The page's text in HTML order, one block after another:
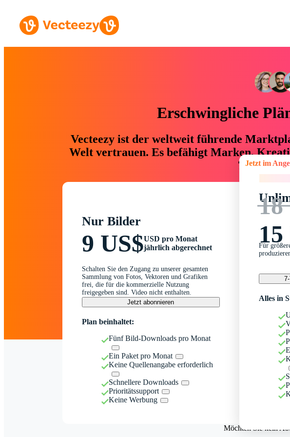
Erschwingliche
Vecteezy ist der weltweit führende
Welt vertrauen. Es befähigt Marken,
76 % an
Nur Bilder
9 US$USD pro Monat
jährlich abgerechnet
Schalten Sie den Zugang zu unserer gesamten
Sammlung von Fotos, Vektoren und Grafiken
frei, die für die kommerzielle Nutzung
freigegeben sind. Video nicht enthalten.
Jetzt abonnieren
Plan beinhaltet:
Fünf Bild-Downloads pro Monat
Ein Paket pro Monat
Keine Quellenangabe erforderlich
Schnellere Downloads
Prioritätssupport
Keine Werbung
Jetzt im Angebot!
18
Für
Alles in
Möchten Sie kein